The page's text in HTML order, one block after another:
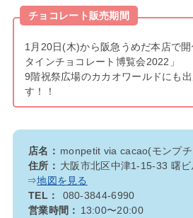
チョコレート販売期間
1月20日(木)から阪急うめだ本店で
タインチョコレート博覧会2022」
9階祝祭広場のカカオワールドにも
す！！
店名： monpetit via cacao(モンプ
住所： 大阪市北区中津1-15-33 曙
⇒地図を見る
TEL：
080-3844-6990
営業時間： 13:00〜20:00